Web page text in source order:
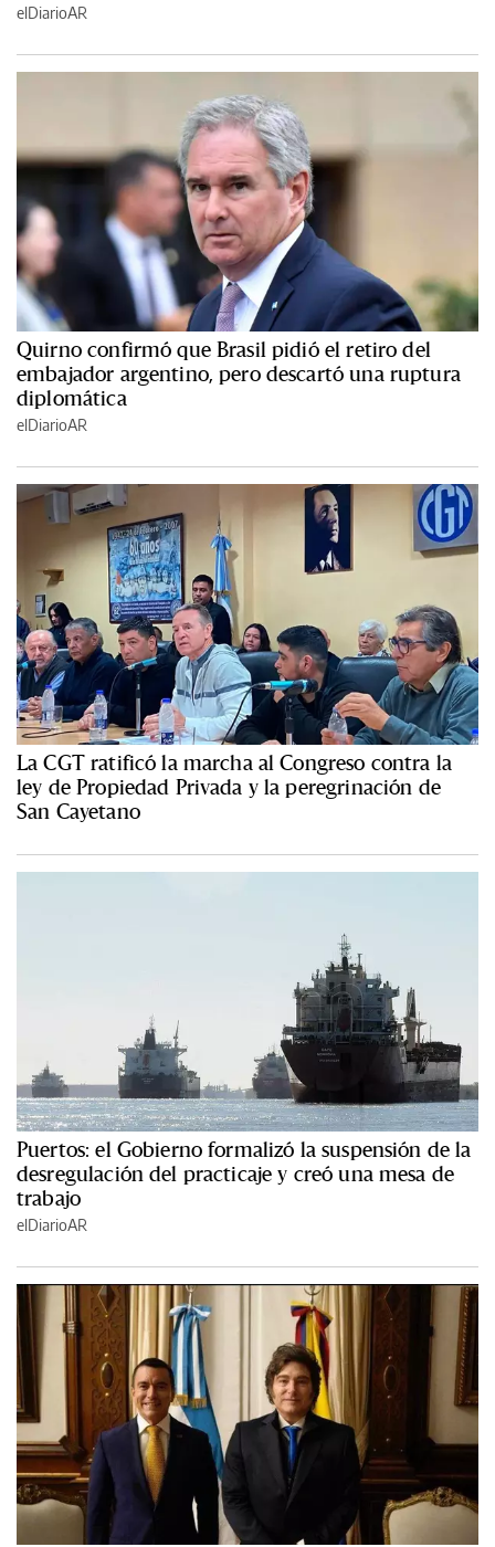
elDiarioAR
Quirno confirmó que Brasil pidió el retiro del
embajador argentino, pero descartó una ruptura
diplomática
elDiarioAR
La CGT ratificó la marcha al Congreso contra la
ley de Propiedad Privada y la peregrinación de
San Cayetano
Puertos: el Gobierno formalizó la suspensión de la
desregulación del practicaje y creó una mesa de
trabajo
elDiarioAR